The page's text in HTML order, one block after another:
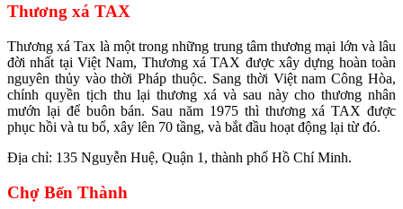
Thương xá TAX
Thương xá Tax là một trong những trung tâm thương mại lớn và lâu
đời nhất tại Việt Nam, Thương xá TAX được xây dựng hoàn toàn
nguyên thủy vào thời Pháp thuộc. Sang thời Việt nam Công Hòa,
chính quyền tịch thu lại thương xá và sau này cho thương nhân
mướn lại để buôn bán. Sau năm 1975 thì thương xá TAX được
phục hồi và tu bổ, xây lên 70 tầng, và bắt đầu hoạt động lại từ đó.
Địa chỉ: 135 Nguyễn Huệ, Quận 1, thành phố Hồ Chí Minh.
Chợ Bến Thành